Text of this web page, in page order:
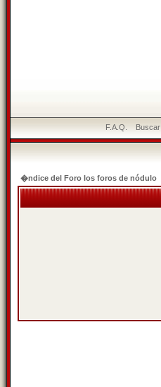
F.A.Q. Buscar
�ndice del Foro los foros de nódulo